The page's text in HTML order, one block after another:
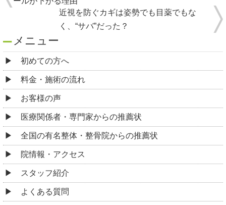
近視を防ぐカギは姿勢でも目薬でもな
く、“サバ”だった？
メニュー
初めての方へ
料金・施術の流れ
お客様の声
医療関係者・専門家からの推薦状
全国の有名整体・整骨院からの推薦状
院情報・アクセス
スタッフ紹介
よくある質問